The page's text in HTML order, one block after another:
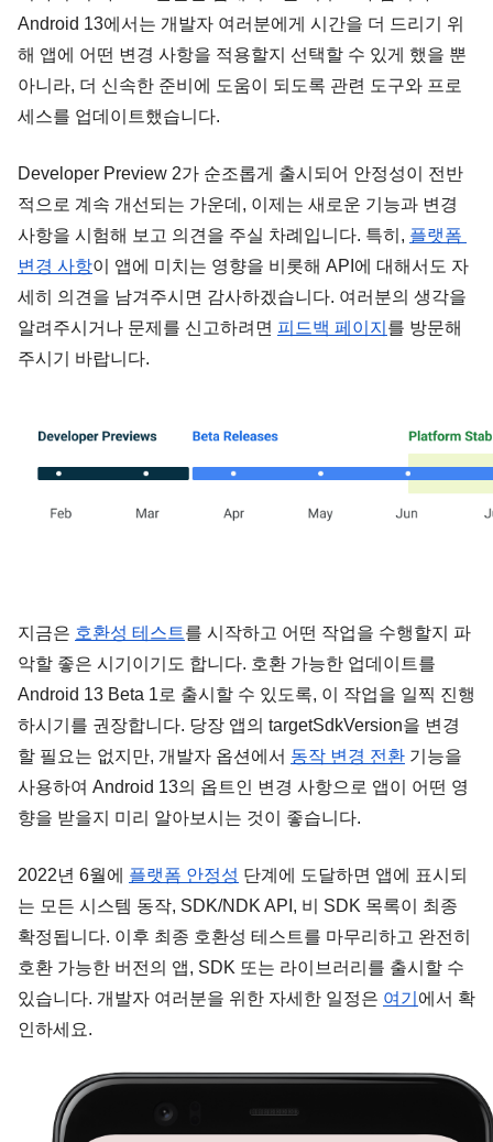
Android 13에서는 개발자 여러분에게 시간을 더 드리기 위
해 앱에 어떤 변경 사항을 적용할지 선택할 수 있게 했을 뿐
아니라, 더 신속한 준비에 도움이 되도록 관련 도구와 프로
세스를 업데이트했습니다.
Developer Preview 2가 순조롭게 출시되어 안정성이 전반
적으로 계속 개선되는 가운데, 이제는 새로운 기능과 변경
사항을 시험해 보고 의견을 주실 차례입니다. 특히, 플랫폼
변경 사항이 앱에 미치는 영향을 비롯해 API에 대해서도 자
세히 의견을 남겨주시면 감사하겠습니다. 여러분의 생각을
알려주시거나 문제를 신고하려면 피드백 페이지 를 방문해
주시기 바랍니다.
지금은 호환성 테스트를 시작하고 어떤 작업을 수행할지 파
악할 좋은 시기이기도 합니다. 호환 가능한 업데이트를
Android 13 Beta 1로 출시할 수 있도록, 이 작업을 일찍 진행
하시기를 권장합니다. 당장 앱의 targetSdkVersion을 변경
할 필요는 없지만, 개발자 옵션에서 동작 변경 전환 기능을
사용하여 Android 13의 옵트인 변경 사항으로 앱이 어떤 영
향을 받을지 미리 알아보시는 것이 좋습니다.
2022년 6월에 플랫폼 안정성 단계에 도달하면 앱에 표시되
는 모든 시스템 동작, SDK/NDK API, 비 SDK 목록이 최종
확정됩니다. 이후 최종 호환성 테스트를 마무리하고 완전히
호환 가능한 버전의 앱, SDK 또는 라이브러리를 출시할 수
있습니다. 개발자 여러분을 위한 자세한 일정은 여기 에서 확
인하세요.